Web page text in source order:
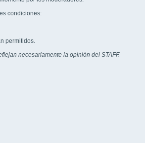
condiciones:
permitidos.
necesariamente la opinión del STAFF.